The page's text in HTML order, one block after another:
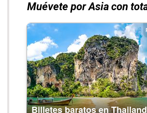
Muévete por Asia con